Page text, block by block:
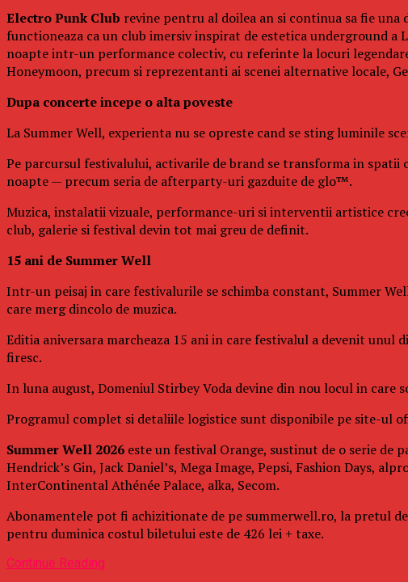
Electro Punk Club revine pentru al doilea an si continua sa fie
functioneaza ca un club imersiv inspirat de estetica underground a
noapte intr-un performance colectiv, cu referinte la locuri
Honeymoon, precum si reprezentanti ai scenei alternative locale,
Dupa concerte incepe o alta poveste
La Summer Well, experienta nu se opreste cand se sting luminile
Pe parcursul festivalului, activarile de brand se transforma in
noapte — precum seria de afterparty-uri gazduite de glo™.
Muzica, instalatii vizuale, performance-uri si interventii artistice
club, galerie si festival devin tot mai greu de definit.
15 ani de Summer Well
Intr-un peisaj in care festivalurile se schimba constant, Summer
care merg dincolo de muzica.
Editia aniversara marcheaza 15 ani in care festivalul a devenit
firesc.
In luna august, Domeniul Stirbey Voda devine din nou locul in care
Programul complet si detaliile logistice sunt disponibile pe site-ul
Summer Well 2026 este un festival Orange, sustinut de o serie de
Hendrick’s Gin, Jack Daniel’s, Mega Image, Pepsi, Fashion Days,
InterContinental Athénée Palace, alka, Secom.
Abonamentele pot fi achizitionate de pe summerwell.ro, la pretul
pentru duminica costul biletului este de 426 lei + taxe.
Continue Reading